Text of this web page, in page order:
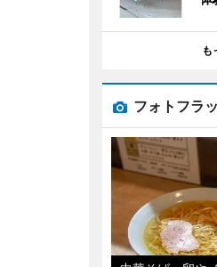
も
フォトフラ